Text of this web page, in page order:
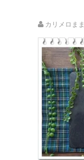
カリメロまま